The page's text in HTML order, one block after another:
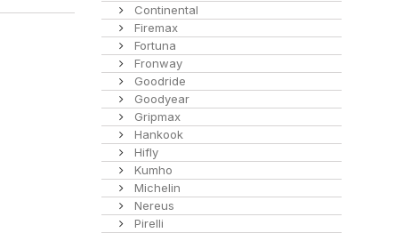
Continental
Firemax
Fortuna
Fronway
Goodride
Goodyear
Gripmax
Hankook
Hifly
Kumho
Michelin
Nereus
Pirelli